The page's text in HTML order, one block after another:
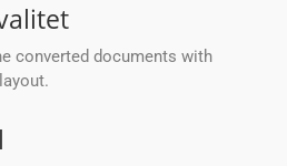
converted documents with